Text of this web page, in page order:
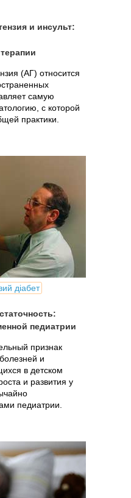
и инсульт:
(АГ) относится
самую
с которой
практики.
діабет
педиатрии
признак
и
в детском
и развития у
педиатрии.